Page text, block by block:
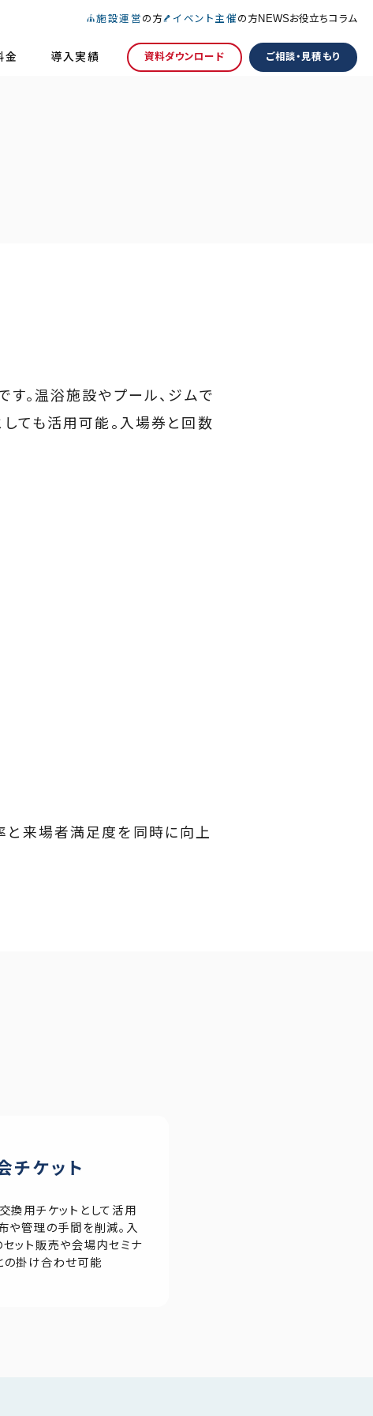
金 導入実績 資料ダウンロード ご相談・見積もり
施設運営 の方 イベント主催 の方 NEWSお役立ちコラム
す。温浴施設やプール、ジムで
ても活用可能。入場券と回数
と来場者満足度を同時に向上
チケット
換用チケットとして活用
や管理の手間を削減。入
セット販売や会場内セミナ
の掛け合わせ可能